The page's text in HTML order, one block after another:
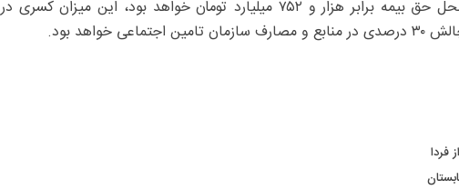
از آنجایی که کل درآمد تامین اجتماعی از محل حق بیمه برابر هزار و ۷۵۲ میلیارد تومان خواهد بود، این میزان کسری در
بود.
فردا